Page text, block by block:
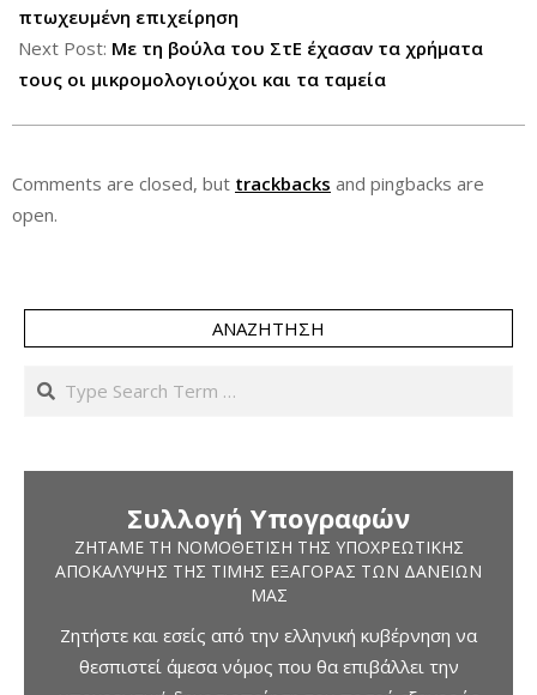
25
πτωχευμένη επιχείρηση
Next Post: Με τη βούλα του ΣτΕ έχασαν τα χρήματα
τους οι μικρομολογιούχοι και τα ταμεία
Comments are closed, but trackbacks and pingbacks are
open.
ΑΝΑΖΉΤΗΣΗ
Search
Συλλογή Υπογραφών
ΖΗΤΆΜΕ ΤΗ ΝΟΜΟΘΈΤΙΣΗ ΤΗΣ ΥΠΟΧΡΕΩΤΙΚΉΣ
ΑΠΟΚΆΛΥΨΗΣ ΤΗΣ ΤΙΜΉΣ ΕΞΑΓΟΡΆΣ ΤΩΝ ΔΑΝΕΊΩΝ
ΜΑΣ
Ζητήστε και εσείς από την ελληνική κυβέρνηση να
θεσπιστεί άμεσα νόμος που θα επιβάλλει την